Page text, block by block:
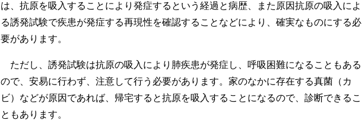
は、抗原を吸入することにより発症するという経過と病歴、また原因抗原の吸入によ
る誘発試験で疾患が発症する再現性を確認することなどにより、確実なものにする必
要があります。
ただし、誘発試験は抗原の吸入により肺疾患が発症し、呼吸困難になることもある
ので、安易に行わず、注意して行う必要があります。家のなかに存在する真菌（カ
ビ）などが原因であれば、帰宅すると抗原を吸入することになるので、診断できるこ
ともあります。